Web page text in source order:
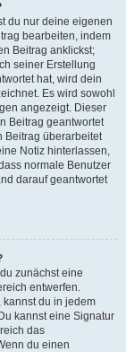
du nur deine eigenen
bearbeiten, indem
Beitrag anklickst;
seiner Erstellung
hat, wird dein
Es wird sowohl
angezeigt. Dieser
Beitrag geantwortet
Beitrag überarbeitet
Notiz hinterlassen,
normale Benutzer
darauf geantwortet
zunächst eine
entwerfen.
kannst du in jedem
kannst eine Signatur
das
du einen